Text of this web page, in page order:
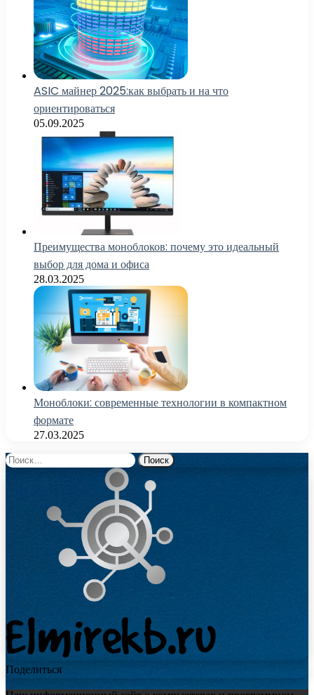
ASIC майнер 2025:как выбрать и на что
ориентироваться
05.09.2025
Преимущества моноблоков: почему это идеальный
выбор для дома и офиса
28.03.2025
Моноблоки: современные технологии в компактном
формате
27.03.2025
Найти:
Поделиться